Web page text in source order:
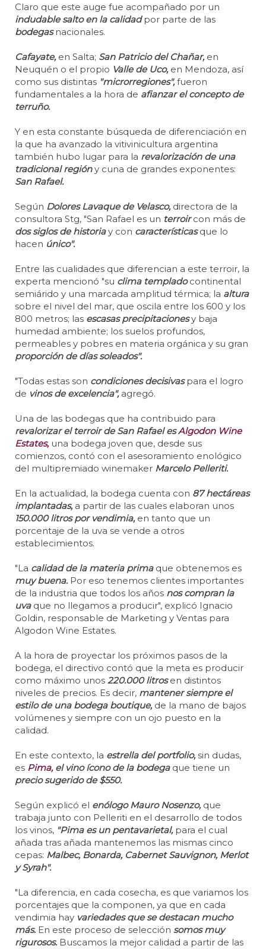
Claro que este auge fue acompañado por un
indudable salto en la calidadpor parte de las
bodegasnacionales.
Cafayate,en Salta; San Patricio del Chañar,en
Neuquén o el propio Valle de Uco,en Mendoza, así
como sus distintas "microrregiones",fueron
fundamentales a la hora de afianzar el concepto de
terruño.
Y en esta constante búsqueda de diferenciación en
la que ha avanzado la vitivinicultura argentina
también hubo lugar para la revalorización de una
tradicional regióny cuna de grandes exponentes:
San Rafael.
Según Dolores Lavaque de Velasco,directora de la
consultora Stg, "San Rafael es un terroircon más de
dos siglos de historiay con característicasque lo
hacen único".
Entre las cualidades que diferencian a este terroir, la
experta mencionó "su clima templadocontinental
semiárido y una marcada amplitud térmica; la altura
sobre el nivel del mar, que oscila entre los 600 y los
800 metros; las escasas precipitacionesy baja
humedad ambiente; los suelos profundos,
permeables y pobres en materia orgánica y su gran
proporción de días soleados".
"Todas estas son condiciones decisivaspara el logro
de vinos de excelencia",agregó.
Una de las bodegas que ha contribuido para
revalorizar el terroir de San Rafael esAlgodon Wine
Estates,una bodega joven que, desde sus
comienzos, contó con el asesoramiento enológico
del multipremiado winemaker Marcelo Pelleriti.
En la actualidad, la bodega cuenta con 87 hectáreas
implantadas,a partir de las cuales elaboran unos
150.000 litros por vendimia,en tanto que un
porcentaje de la uva se vende a otros
establecimientos.
"La calidad de la materia primaque obtenemos es
muy buena.Por eso tenemos clientes importantes
de la industria que todos los años nos compran la
uvaque no llegamos a producir", explicó Ignacio
Goldin, responsable de Marketing y Ventas para
Algodon Wine Estates.
A la hora de proyectar los próximos pasos de la
bodega, el directivo contó que la meta es producir
como máximo unos 220.000 litrosen distintos
niveles de precios. Es decir, mantener siempre el
estilo de una bodega boutique,de la mano de bajos
volúmenes y siempre con un ojo puesto en la
calidad.
En este contexto, la estrella del portfolio,sin dudas,
es Pima,el vino ícono de la bodegaque tiene un
precio sugerido de $550.
Según explicó el enólogo Mauro Nosenzo,que
trabaja junto con Pelleriti en el desarrollo de todos
los vinos, "Pima es un pentavarietal,para el cual
añada tras añada mantenemos las mismas cinco
cepas: Malbec, Bonarda, Cabernet Sauvignon, Merlot
y Syrah".
"La diferencia, en cada cosecha, es que variamos los
porcentajes que la componen, ya que en cada
vendimia hay variedades que se destacan mucho
más.En este proceso de selección somos muy
rigurosos.Buscamos la mejor calidad a partir de las